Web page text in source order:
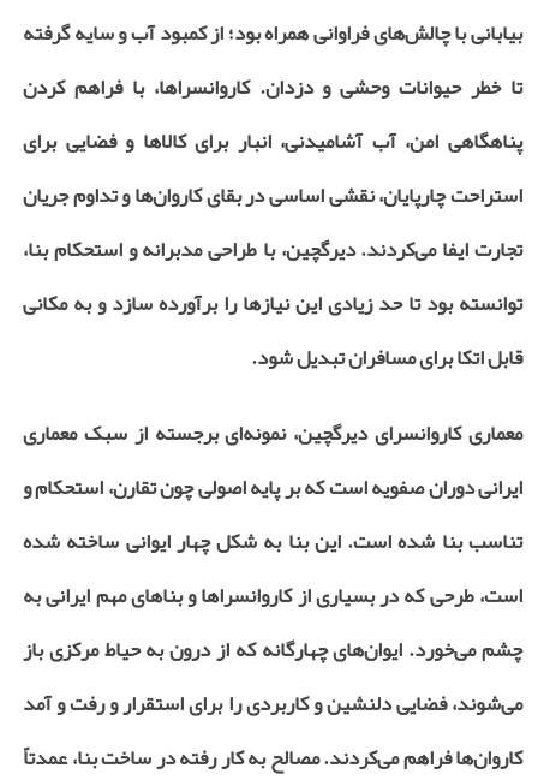
بیابانی با چالش‌های فراوانی همراه بود؛ از کمبود آب و سایه گرفته
تا خطر حیوانات وحشی و دزدان. کاروانسراها، با فراهم کردن
پناهگاهی امن، آب آشامیدنی، انبار برای کالاها و فضایی برای
استراحت چارپایان، نقشی اساسی در بقای کاروان‌ها و تداوم جریان
تجارت ایفا می‌کردند. دیرگچین، با طراحی مدبرانه و استحکام بنا،
توانسته بود تا حد زیادی این نیازها را برآورده سازد و به مکانی
قابل اتکا برای مسافران تبدیل شود.
معماری کاروانسرای دیرگچین، نمونه‌ای برجسته از سبک معماری
ایرانی دوران صفویه است که بر پایه اصولی چون تقارن، استحکام و
تناسب بنا شده است. این بنا به شکل چهار ایوانی ساخته شده
است، طرحی که در بسیاری از کاروانسراها و بناهای مهم ایرانی به
چشم می‌خورد. ایوان‌های چهارگانه که از درون به حیاط مرکزی باز
می‌شوند، فضایی دلنشین و کاربردی را برای استقرار و رفت و آمد
کاروان‌ها فراهم می‌کردند. مصالح به کار رفته در ساخت بنا، عمدتاً